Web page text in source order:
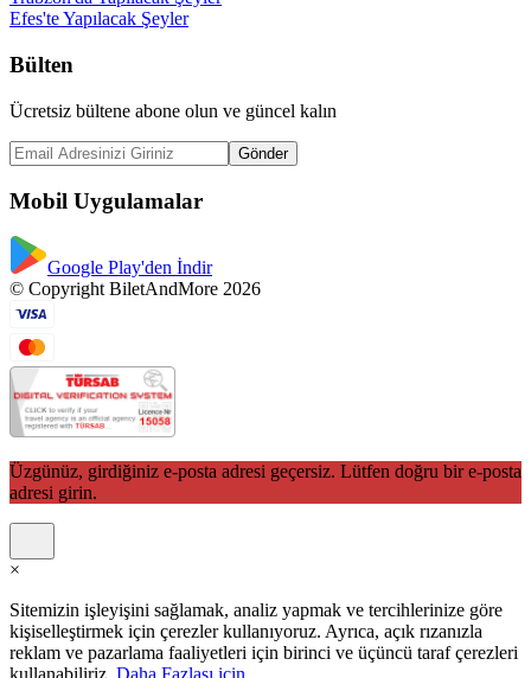
Efes'te Yapılacak Şeyler
Bülten
Ücretsiz bültene abone olun ve güncel kalın
Gönder
Mobil Uygulamalar
Google Play'den İndir
© Copyright BiletAndMore 2026
Üzgünüz, girdiğiniz e-posta adresi geçersiz. Lütfen doğru bir e-posta
adresi girin.
×
Sitemizin işleyişini sağlamak, analiz yapmak ve tercihlerinize göre
kişiselleştirmek için çerezler kullanıyoruz. Ayrıca, açık rızanızla
reklam ve pazarlama faaliyetleri için birinci ve üçüncü taraf çerezleri